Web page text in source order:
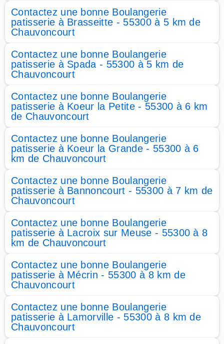
Contactez une bonne Boulangerie
patisserie à Brasseitte - 55300 à 5 km de
Chauvoncourt
Contactez une bonne Boulangerie
patisserie à Spada - 55300 à 5 km de
Chauvoncourt
Contactez une bonne Boulangerie
patisserie à Koeur la Petite - 55300 à 6 km
de Chauvoncourt
Contactez une bonne Boulangerie
patisserie à Koeur la Grande - 55300 à 6
km de Chauvoncourt
Contactez une bonne Boulangerie
patisserie à Bannoncourt - 55300 à 7 km de
Chauvoncourt
Contactez une bonne Boulangerie
patisserie à Lacroix sur Meuse - 55300 à 8
km de Chauvoncourt
Contactez une bonne Boulangerie
patisserie à Mécrin - 55300 à 8 km de
Chauvoncourt
Contactez une bonne Boulangerie
patisserie à Lamorville - 55300 à 8 km de
Chauvoncourt